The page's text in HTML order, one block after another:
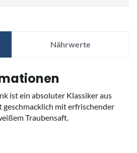
Nährwerte
ist ein absoluter Klassiker aus
geschmacklich mit erfrischender
Traubensaft.